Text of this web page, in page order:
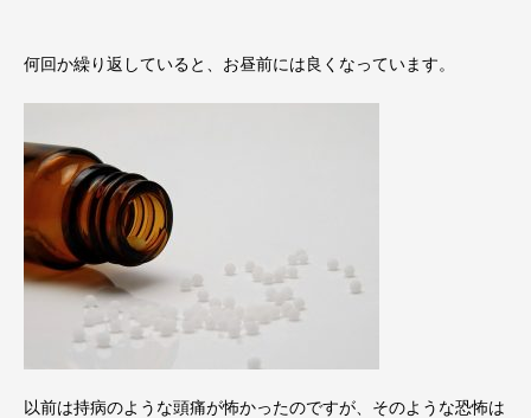
何回か繰り返していると、お昼前には良くなっています。
以前は持病のような頭痛が怖かったのですが、そのような恐怖は